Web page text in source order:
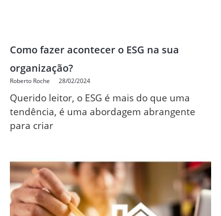
Como fazer acontecer o ESG na sua
organização?
Roberto Roche 28/02/2024
Querido leitor, o ESG é mais do que uma
tendência, é uma abordagem abrangente
para criar